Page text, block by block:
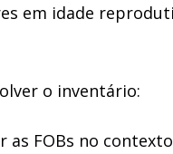
em idade
o inventário:
as FOBs no